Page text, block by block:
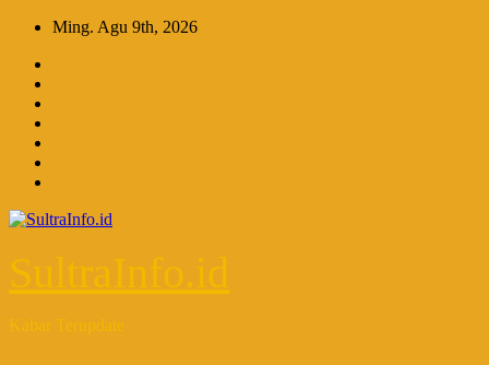
Skip
content
Ming. Agu 9th, 2026
SultraInfo.id
Kabar Terupdate